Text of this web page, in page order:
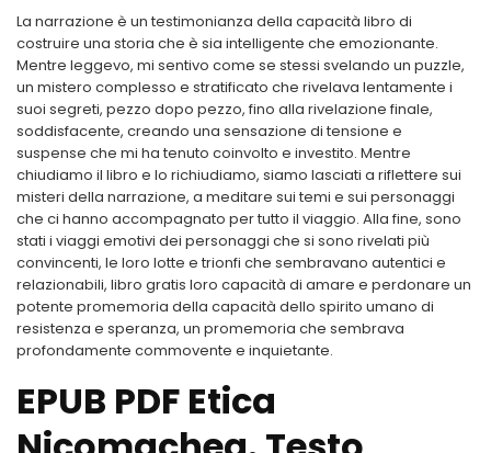
La narrazione è un testimonianza della capacità libro di
costruire una storia che è sia intelligente che emozionante.
Mentre leggevo, mi sentivo come se stessi svelando un puzzle,
un mistero complesso e stratificato che rivelava lentamente i
suoi segreti, pezzo dopo pezzo, fino alla rivelazione finale,
soddisfacente, creando una sensazione di tensione e
suspense che mi ha tenuto coinvolto e investito. Mentre
chiudiamo il libro e lo richiudiamo, siamo lasciati a riflettere sui
misteri della narrazione, a meditare sui temi e sui personaggi
che ci hanno accompagnato per tutto il viaggio. Alla fine, sono
stati i viaggi emotivi dei personaggi che si sono rivelati più
convincenti, le loro lotte e trionfi che sembravano autentici e
relazionabili, libro gratis loro capacità di amare e perdonare un
potente promemoria della capacità dello spirito umano di
resistenza e speranza, un promemoria che sembrava
profondamente commovente e inquietante.
EPUB PDF Etica